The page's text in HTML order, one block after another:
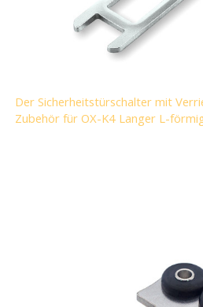
Der Sicherheitstürschalter mit
Zubehör für OX-K4 Langer L-